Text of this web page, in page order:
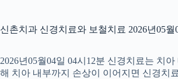
신촌치과 신경치료와 보철치료 2026년05월
2026년05월04일 04시12분 신경치료는 치
해 치아 내부까지 손상이 이어지면 신경치